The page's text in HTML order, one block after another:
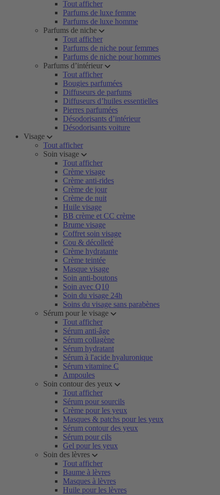
Tout afficher
Parfums de luxe femme
Parfums de luxe homme
Parfums de niche
Tout afficher
Parfums de niche pour femmes
Parfums de niche pour hommes
Parfums d’intérieur
Tout afficher
Bougies parfumées
Diffuseurs de parfums
Diffuseurs d’huiles essentielles
Pierres parfumées
Désodorisants d’intérieur
Désodorisants voiture
Visage
Tout afficher
Soin visage
Tout afficher
Crème visage
Crème anti-rides
Crème de jour
Crème de nuit
Huile visage
BB crème et CC crème
Brume visage
Coffret soin visage
Cou & décolleté
Crème hydratante
Crème teintée
Masque visage
Soin anti-boutons
Soin avec Q10
Soin du visage 24h
Soins du visage sans parabènes
Sérum pour le visage
Tout afficher
Sérum anti-âge
Sérum collagène
Sérum hydratant
Sérum à l'acide hyaluronique
Sérum vitamine C
Ampoules
Soin contour des yeux
Tout afficher
Sérum pour sourcils
Crème pour les yeux
Masques & patchs pour les yeux
Sérum contour des yeux
Sérum pour cils
Gel pour les yeux
Soin des lèvres
Tout afficher
Baume à lèvres
Masques à lèvres
Huile pour les lèvres